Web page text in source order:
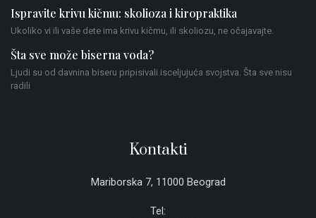
Ispravite krivu kičmu: skolioza i kiropraktika
Ukoliko vi ili vaše dete ima krivu kičmu, ili skoliozu, ne očajavajte.
Šta sve može biserna voda?
Ljudi su od davnina biseru pripisivali isceljujuća svojstva. Šta sve nisu
radili
Kontakti
Mariborska 7, 11000 Beograd
Tel: